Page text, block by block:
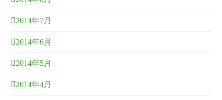
2014年7月
2014年6月
2014年5月
2014年4月